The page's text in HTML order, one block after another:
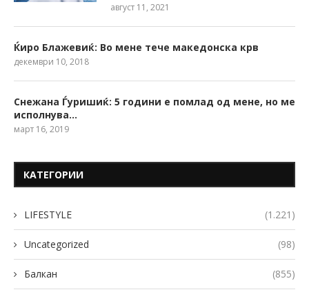
август 11, 2021
Ќиро Блажевиќ: Во мене тече македонска крв
декември 10, 2018
Снежана Ѓуришиќ: 5 години е помлад од мене, но ме
исполнува…
март 16, 2019
КАТЕГОРИИ
LIFESTYLE (1.221)
Uncategorized (98)
Балкан (855)